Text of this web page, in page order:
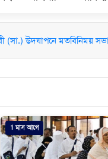
(সা.) উদযাপনে মতবিনিময়
1 মাস আগে